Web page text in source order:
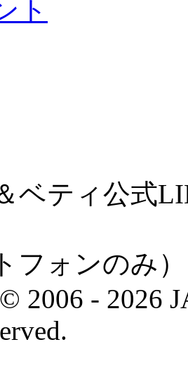
ベティ公式
フォンのみ）
2006 - 2026